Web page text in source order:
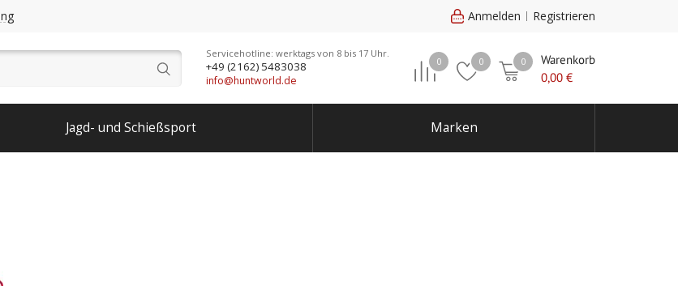
Anmelden Registrieren
Servicehotline: werktags von 8 bis 17 Uhr.
+49 (2162) 5483038
info@huntworld.de
0 0 0
Warenkorb
0,00 €
Jagd- und Schießsport Marken